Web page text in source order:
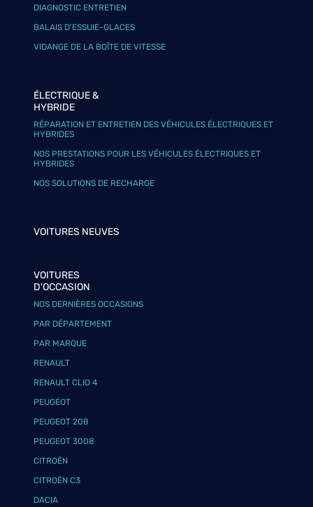
DIAGNOSTIC ENTRETIEN
BALAIS D’ESSUIE-GLACES
VIDANGE DE LA BOÎTE DE VITESSE
ÉLECTRIQUE &
HYBRIDE
RÉPARATION ET ENTRETIEN DES VÉHICULES ÉLECTRIQUES ET
HYBRIDES
NOS PRESTATIONS POUR LES VÉHICULES ÉLECTRIQUES ET
HYBRIDES
NOS SOLUTIONS DE RECHARGE
VOITURES NEUVES
VOITURES
D'OCCASION
NOS DERNIÈRES OCCASIONS
PAR DÉPARTEMENT
PAR MARQUE
RENAULT
RENAULT CLIO 4
PEUGEOT
PEUGEOT 208
PEUGEOT 3008
CITROËN
CITROËN C3
DACIA